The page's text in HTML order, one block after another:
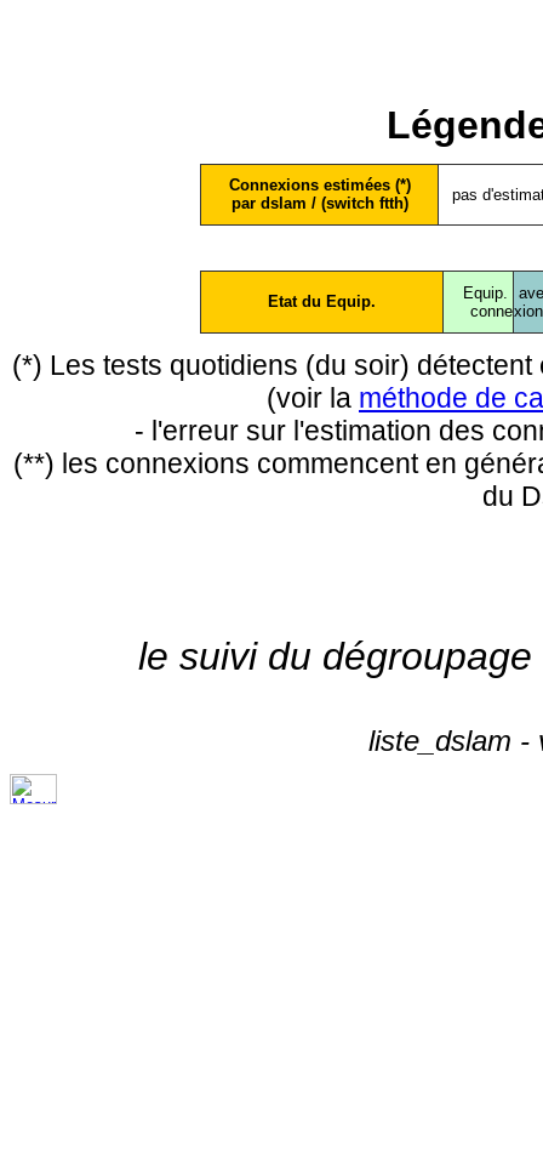
Connexions estimées (*)
par dslam / (switch ftth)
pas
Etat du Equip.
Equip.
conne
(*) Les tests quotidiens (du soir)
(voir la méthode de
- l'erreur sur l'estimation des
(**) les connexions commencent en
du
le suivi du
liste_dslam -